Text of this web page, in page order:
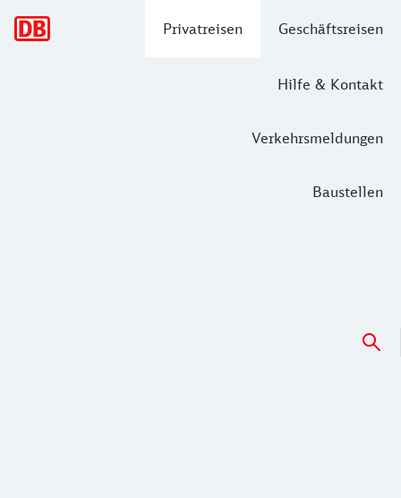
Privatreisen Geschäftsreisen
Hilfe & Kontakt
Verkehrsmeldungen
Baustellen